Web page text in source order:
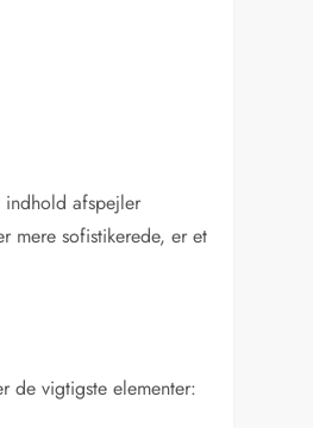
afspejler
mere sofistikerede, er et
de vigtigste elementer: